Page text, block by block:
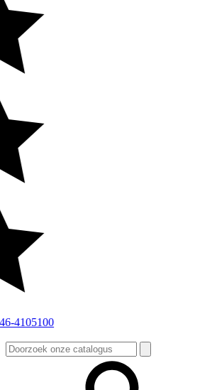
Zoeken
naar: